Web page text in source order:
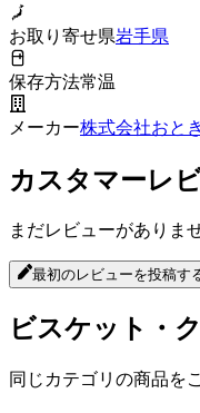
お取り寄せ県岩手県
保存方法常温
メーカー株式会社おと
カスタマーレ
まだレビューがありま
最初のレビューを投稿す
ビスケット・
同じカテゴリの商品を